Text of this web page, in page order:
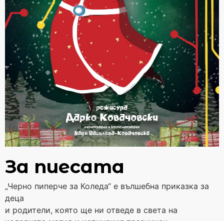
За пиесата
„Черно пиперче за Коледа“ е вълшебна приказка за
деца
и родители, която ще ни отведе в света на